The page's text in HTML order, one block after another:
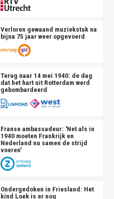
Verloren gewaand muziekstuk na
bijna 75 jaar weer opgevoerd
Terug naar 14 mei 1940: de dag
dat het hart uit Rotterdam werd
gebombardeerd
Franse ambassadeur: 'Net als in
1940 moeten Frankrijk en
Nederland nu samen de strijd
voeren'
Ondergedoken in Friesland: Het
kind Loek is er nog